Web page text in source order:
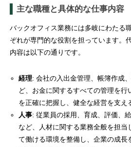
主な職種と具体的な仕事内容
バックオフィス業務には多岐にわたる
ぞれが専門的な役割を担っています。
内容は以下の通りです。
経理: 会社の入出金管理、帳簿作成
ど、お金に関するすべての管理を行
を正確に把握し、健全な経営を支え
人事: 従業員の採用、育成、評価、
など、人材に関する業務全般を担当
て働ける環境を整備し、企業の成長